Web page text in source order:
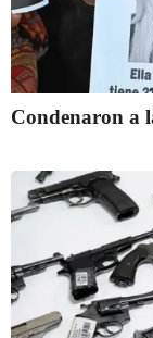
Condenaron a